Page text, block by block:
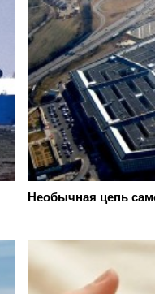
Необычная цепь